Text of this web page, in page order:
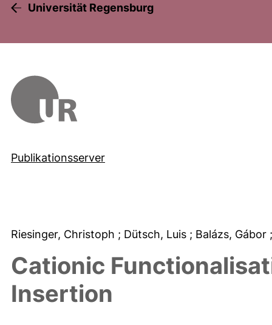
Universität Regensburg
Publikationsserver
Riesinger, Christoph ; Dütsch, Luis ; Balázs, Gábor
Cationic
Insertion